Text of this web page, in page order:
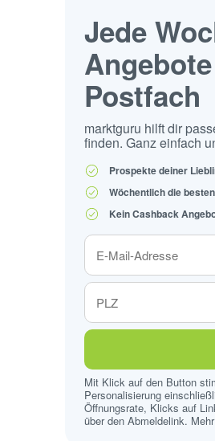
Jede
Postfach
marktguru hilft dir
finden. Ganz einfach
Prospekte deiner
Wöchentlich die
Kein Cashback
Mit Klick auf den Button
Personalisierung
Öffnungsrate, Klicks auf
über den Abmeldelink.